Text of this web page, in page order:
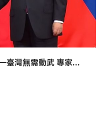
臺灣無需動武 專家...